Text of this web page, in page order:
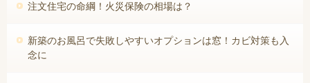
注文住宅の命綱！火災保険の相場は？
新築のお風呂で失敗しやすいオプションは窓！カビ対策も入
念に